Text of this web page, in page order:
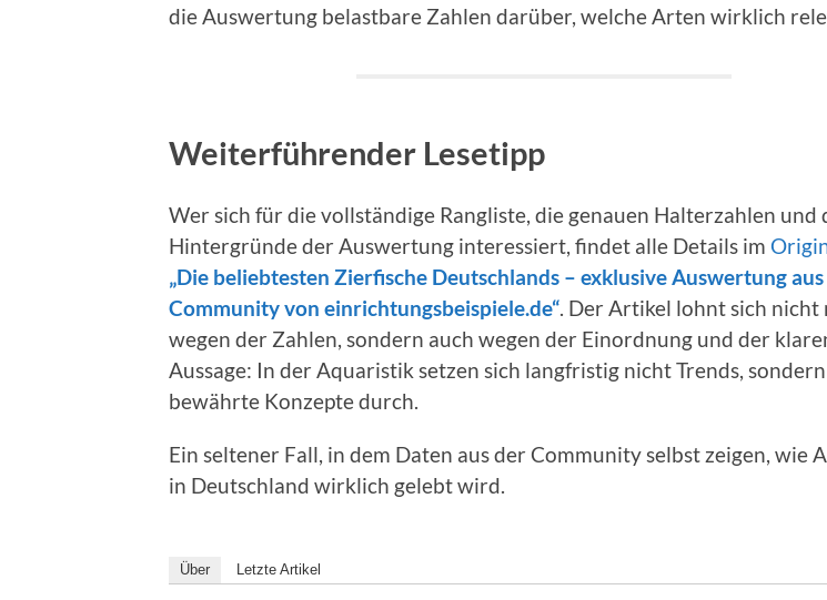
die Auswertung belastbare Zahlen darüber, welche Arten wirklich
Weiterführender Lesetipp
Wer sich für die vollständige Rangliste, die genauen Halterzahlen und
Hintergründe der Auswertung interessiert, findet alle Details im
„Die beliebtesten Zierfische Deutschlands – exklusive Auswertung
Community von einrichtungsbeispiele.de“. Der Artikel lohnt sich nicht
wegen der Zahlen, sondern auch wegen der Einordnung und der
Aussage: In der Aquaristik setzen sich langfristig nicht Trends, sondern
bewährte Konzepte durch.
Ein seltener Fall, in dem Daten aus der Community selbst zeigen, wie
in Deutschland wirklich gelebt wird.
Über Letzte Artikel